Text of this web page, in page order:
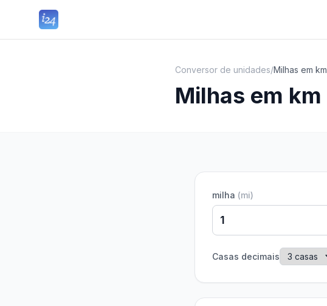
Conversor de unidades/Milhas em km
Milhas em km
milha (mi)
Casas decimais